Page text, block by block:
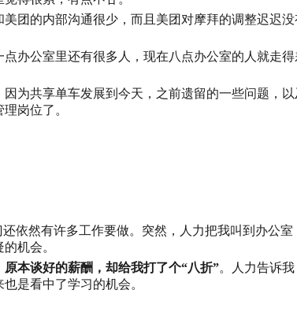
团的内部沟通很少，而且美团对摩拜的调整迟迟
办公室里还有很多人，现在八点办公室的人就走
因为共享单车发展到今天，之前遗留的一些问题，
岗位了。
依然有许多工作要做。突然，人力把我叫到办公
机会。
原本谈好的薪酬，却给我打了个“八折”。人力告诉
是看中了学习的机会。